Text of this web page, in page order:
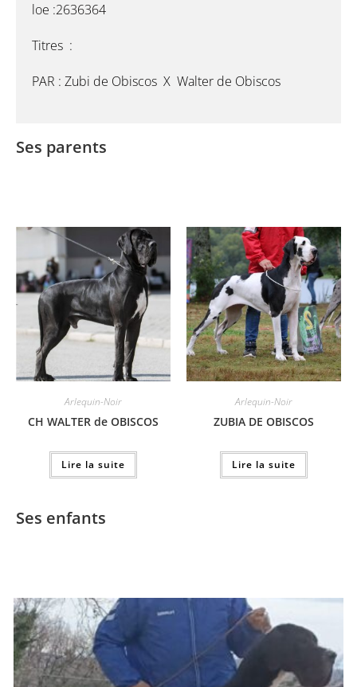
loe :2636364
Titres :
PAR : Zubi de Obiscos X Walter de Obiscos
Ses parents
Arlequin-Noir
CH WALTER de OBISCOS
Lire la suite
Arlequin-Noir
ZUBIA DE OBISCOS
Lire la suite
Ses enfants